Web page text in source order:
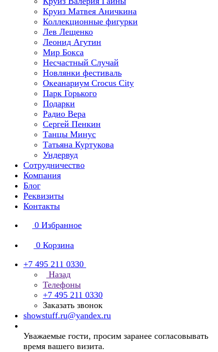
Круиз Матвея Аничкина
Коллекционные фигурки
Лев Лещенко
Леонид Агутин
Мир Бокса
Несчастный Случай
Новлянки фестиваль
Океанариум Crocus City
Парк Горького
Подарки
Радио Вера
Сергей Пенкин
Танцы Минус
Татьяна Куртукова
Ундервуд
Сотрудничество
Компания
Блог
Реквизиты
Контакты
0 Избранное
0 Корзина
+7 495 211 0330
Назад
Телефоны
+7 495 211 0330
Заказать звонок
showstuff.ru@yandex.ru
Уважаемые гости, просим заранее согласовывать
время вашего визита.